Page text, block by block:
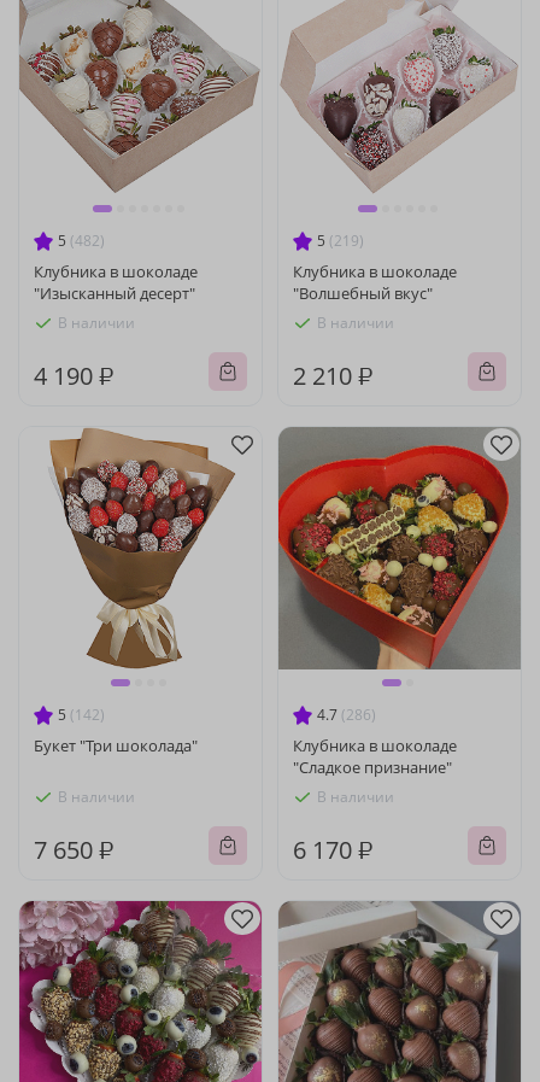
5 (482)
Клубника в шоколаде
"Изысканный десерт"
В наличии
4 190 ₽
5 (219)
Клубника в шоколаде
"Волшебный вкус"
В наличии
2 210 ₽
5 (142)
Букет "Три шоколада"
В наличии
7 650 ₽
4.7 (286)
Клубника в шоколаде
"Сладкое признание"
В наличии
6 170 ₽